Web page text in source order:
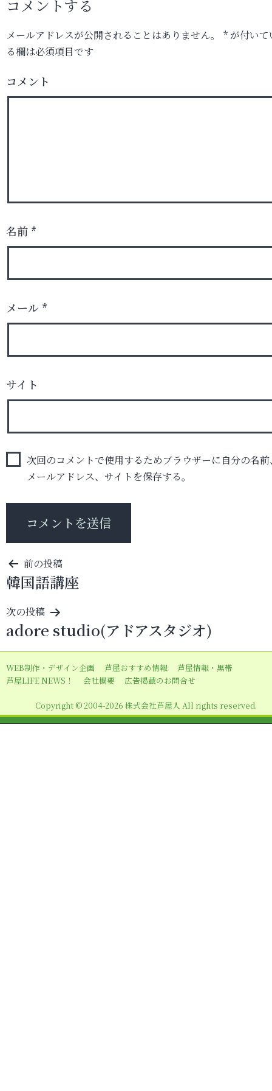
コメントする
メールアドレスが公開されることはありません。 *が付いて
る欄は必須項目です
コメント
名前 *
メール *
サイト
次回のコメントで使用するためブラウザーに自分の名前
メールアドレス、サイトを保存する。
投
稿
ナ
ビ
ゲ
ー
シ
ン
前の投稿
韓国語講座
次の投稿
adore studio(アドアスタジオ)
WEB制作・デザイン企画 芦屋おすすめ情報
芦屋情報・黒帯
芦屋LIFE NEWS！
会社概要 広告掲載のお問合せ
Copyright © 2004-2026 株式会社芦屋人 All rights reserved.